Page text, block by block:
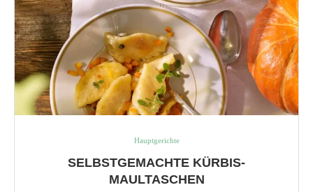
Hauptgerichte
SELBSTGEMACHTE KÜRBIS-
MAULTASCHEN